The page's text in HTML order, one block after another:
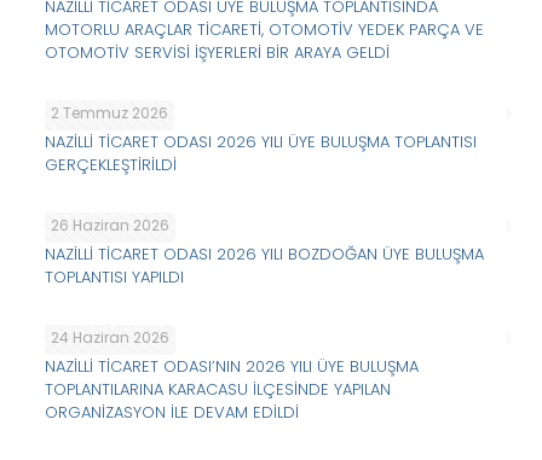
NAZİLLİ TİCARET ODASI ÜYE BULUŞMA TOPLANTISINDA
MOTORLU ARAÇLAR TİCARETİ, OTOMOTİV YEDEK PARÇA VE
OTOMOTİV SERVİSİ İŞYERLERİ BİR ARAYA GELDİ
2 Temmuz 2026
NAZİLLİ TİCARET ODASI 2026 YILI ÜYE BULUŞMA TOPLANTISI
GERÇEKLEŞTİRİLDİ
26 Haziran 2026
NAZİLLİ TİCARET ODASI 2026 YILI BOZDOĞAN ÜYE BULUŞMA
TOPLANTISI YAPILDI
24 Haziran 2026
NAZİLLİ TİCARET ODASI’NIN 2026 YILI ÜYE BULUŞMA
TOPLANTILARINA KARACASU İLÇESİNDE YAPILAN
ORGANİZASYON İLE DEVAM EDİLDİ